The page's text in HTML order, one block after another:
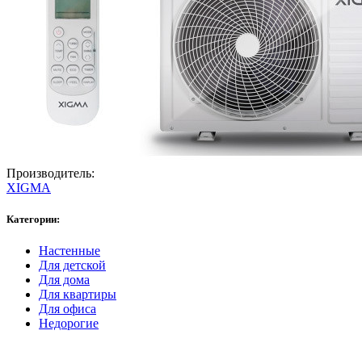
Производитель:
XIGMA
Категории:
Настенные
Для детской
Для дома
Для квартиры
Для офиса
Недорогие